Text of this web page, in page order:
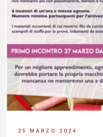
25 MARZO 2024